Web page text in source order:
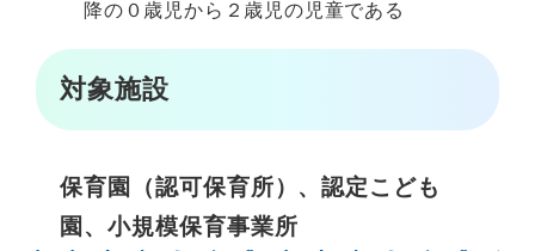
降の０歳児から２歳児の児童である
対象施設
保育園（認可保育所）、認定こども
園、小規模保育事業所